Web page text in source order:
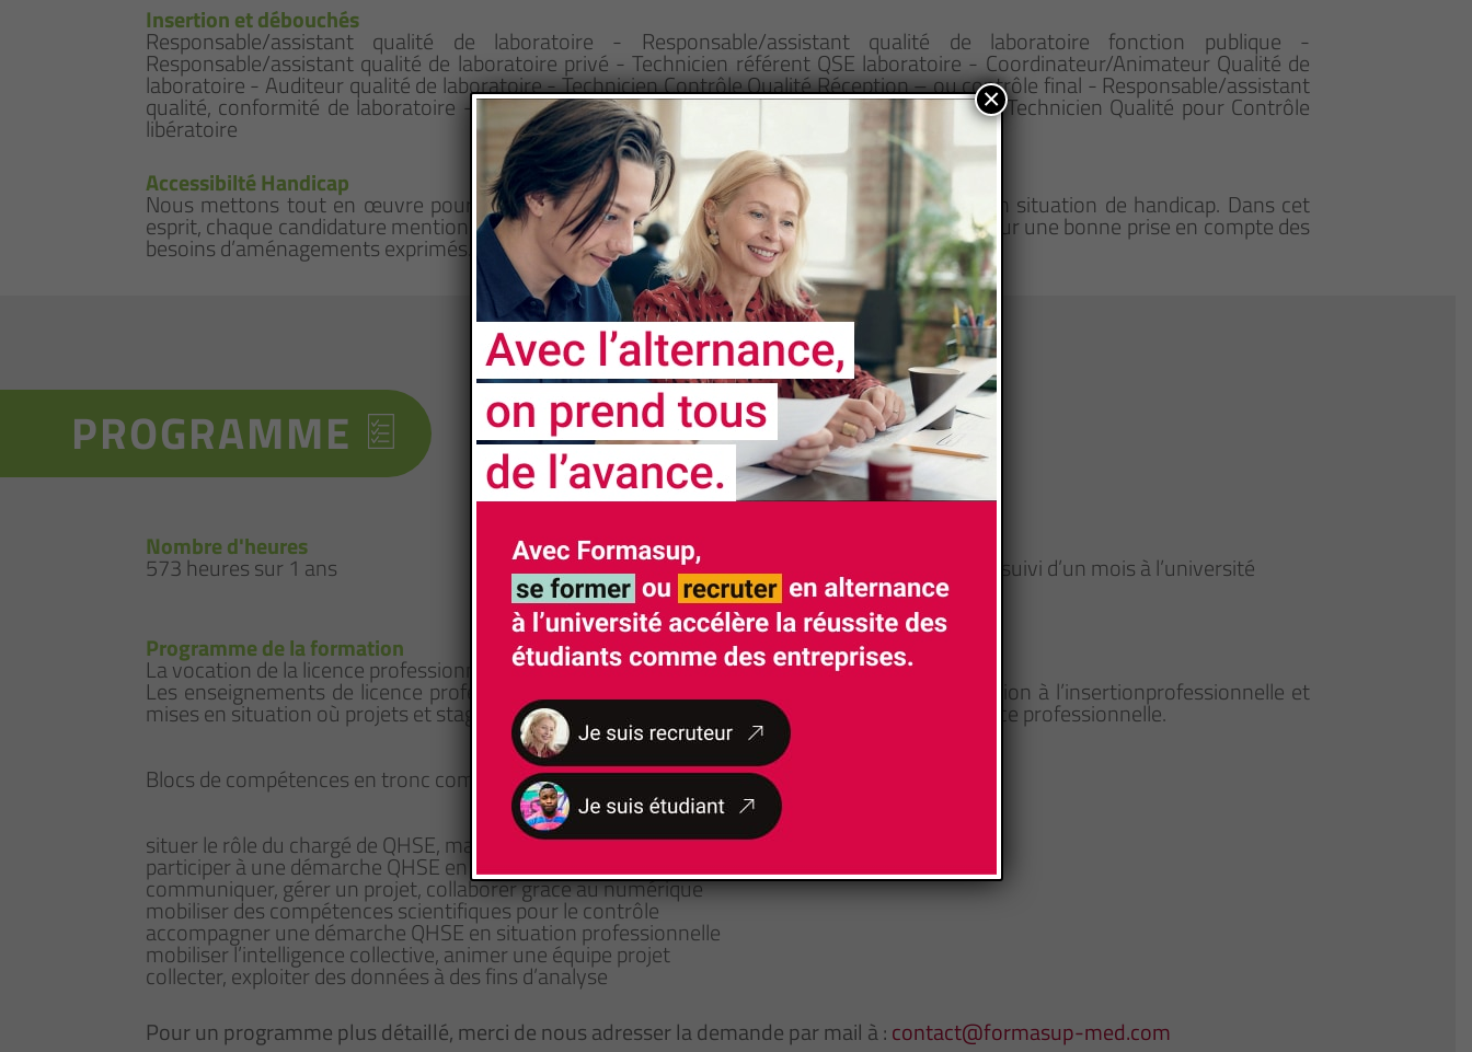
Insertion et débouchés
Responsable/assistant qualité de laboratoire - Responsable/assistant qualité de laboratoire fonction publique -
Responsable/assistant qualité de laboratoire privé - Technicien référent QSE laboratoire - Coordinateur/Animateur Qualité de
laboratoire - Auditeur qualité de laboratoire - Technicien Contrôle Qualité Réception – ou contrôle final - Responsable/assistant
qualité, conformité de laboratoire - Responsable/assistant Contrôle Qualité de laboratoire - Technicien Qualité pour Contrôle
libératoire
Accessibilté Handicap
Nous mettons tout en œuvre pour que nos formations soient accessibles aux personnes en situation de handicap. Dans cet
esprit, chaque candidature mentionnant un handicap fera l'objet d'un examen personnalisé pour une bonne prise en compte des
besoins d’aménagements exprimés.
PROGRAMME
Nombre d'heures
573 heures sur 1 ans
Rythme d'alternance
De septembre à septembre, 1 mois en entreprise suivi d’un mois à l’université
Programme de la formation
La vocation de la licence professionnelle est l’insertion professionnelle dès la sortie du diplôme.
Les enseignements de licence professionnelle associent enseignements théoriques, préparation à l’insertionprofessionnelle et
mises en situation où projets et stage représentent au minimum un tiers des crédits de la licence professionnelle.
Blocs de compétences en tronc commun :
situer le rôle du chargé de QHSE, maitriser les activités
participer à une démarche QHSE en situation professionnelle
communiquer, gérer un projet, collaborer grace au numérique
mobiliser des compétences scientifiques pour le contrôle
accompagner une démarche QHSE en situation professionnelle
mobiliser l’intelligence collective, animer une équipe projet
collecter, exploiter des données à des fins d’analyse
Pour un programme plus détaillé, merci de nous adresser la demande par mail à :contact@formasup-med.com
×